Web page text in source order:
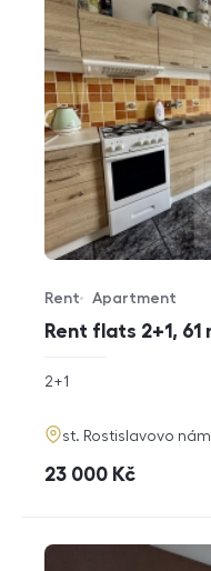
Rent flats 2+1, 61
Offer type
Rent
Property type
Apartment
rozměry
disposition
2+1
adresa
st. Rostislavovo
cena
23 000 Kč